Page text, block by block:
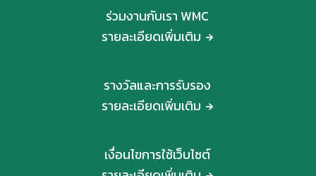
ร่วมงานกับเรา WMC
รายละเอียดเพิ่มเติม
รางวัลและการรับรอง
รายละเอียดเพิ่มเติม
เงื่อนไขการใช้เว็บไซต์